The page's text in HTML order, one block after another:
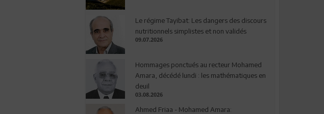
Le régime Tayibat: Les dangers des discours
nutritionnels simplistes et non validés
09.07.2026
Hommages ponctués au recteur Mohamed
Amara, décédé lundi : les mathématiques en
deuil
03.08.2026
Ahmed Friaa - Mohamed Amara: